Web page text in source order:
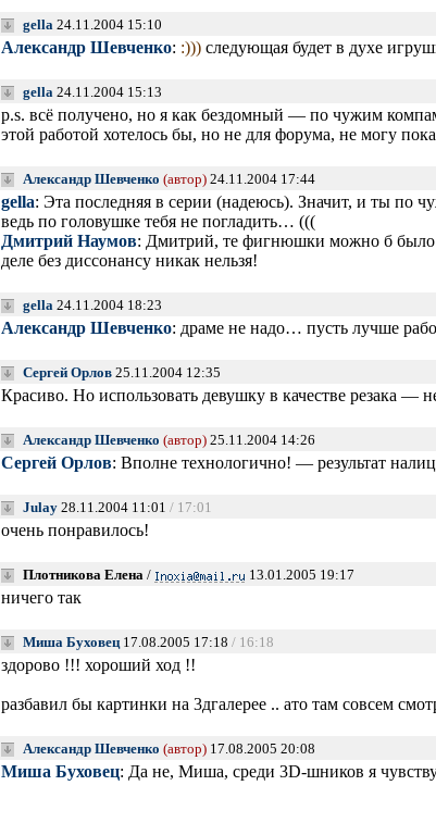
gella24.11.2004 15:10
Александр Шевченко: :)))следующая будет в духе
gella24.11.2004 15:13
p.s. всё получено, но я как бездомный — по чужим
этой работой хотелось бы, но не для форума, не могу
Александр Шевченко (автор)24.11.2004 17:44
gella: Эта последняя в серии (надеюсь). Значит, и ты по
ведь по головушке тебя не погладить… (((
Дмитрий Наумов: Дмитрий, те фигнюшки можно б было
деле без диссонансу никак нельзя!
gella24.11.2004 18:23
Александр Шевченко: драме не надо… пусть лучше
Сергей Орлов25.11.2004 12:35
Красиво. Но использовать девушку в качестве резака —
Александр Шевченко (автор)25.11.2004 14:26
Сергей Орлов: Вполне технологично! — результат
Julay28.11.2004 11:01 / 17:01
очень понравилось!
Плотникова Елена/ 13.01.2005 19:17
ничего так
Миша Буховец17.08.2005 17:18 / 16:18
здорово !!! хороший ход !!
разбавил бы картинки на 3дгалерее .. ато там совсем
Александр Шевченко (автор)17.08.2005 20:08
Миша Буховец: Да не, Миша, среди 3D-шников я